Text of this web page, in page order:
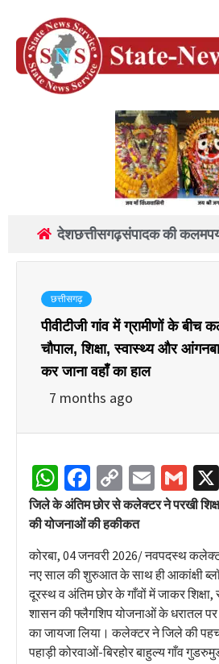
देशछत्तीसगढ़संपादक की कलम
छत्तीसगढ़
पीवीटीजी गांव में ग्रामीणों के बीच
चौपाल, शिक्षा, स्वास्थ्य और
कर जाना वहाँ का हाल
7 months ago
WhatsApp
Facebook
Copy
Link
Email
जिले के अंतिम छोर से कलेक्टर ने परखी
की योजनाओं की हकीकत
कोरबा, 04 जनवरी 2026/ नवपदस्थ
नए साल की शुरुआत के साथ ही आकांक्षी
दूरस्थ व अंतिम छोर के गाँवों में जाकर
शासन की फ्लैगशिप योजनाओं के धरातल पर
का जायजा लिया। कलेक्टर ने जिले की
पहाड़ी कोरवाओं-बिरहोर बाहुल्य गाँव